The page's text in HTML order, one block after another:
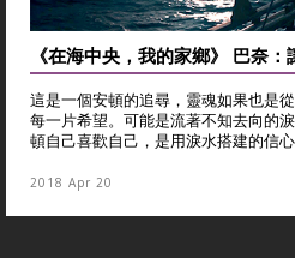
《在海中央，我的家鄉》 巴奈
這是一個安頓的追尋，靈魂如果也是
每一片希望。可能是流著不知去向的
頓自己喜歡自己，是用淚水搭建的信心
2018 Apr 20